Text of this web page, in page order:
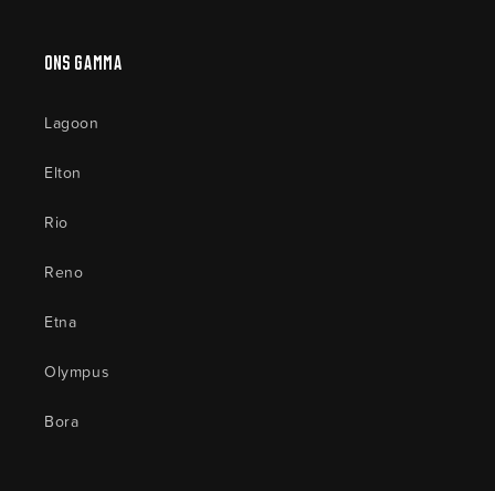
Ons Gamma
Lagoon
Elton
Rio
Reno
Etna
Olympus
Bora